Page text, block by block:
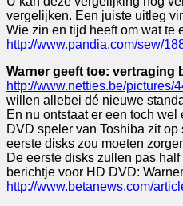
vergelijken. Een juiste uitleg
Wie zin en tijd heeft om wat te
http://www.pandia.com/sew/
Warner geeft toe: vertraging
http://www.netties.be/pictures/
willen allebei dé nieuwe
En nu ontstaat er een toch
DVD speler van Toshiba zit
eerste disks zou moeten
De eerste disks zullen pas
berichtje voor HD DVD:
http://www.betanews.com/